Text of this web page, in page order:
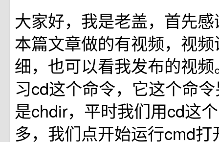
大家好，我是老盖，首先
本篇文章做的有视频，视
细，也可以看我发布的视
习cd这个命令，它这个命
是chdir，平时我们用cd这
多，我们点开始运行cmd